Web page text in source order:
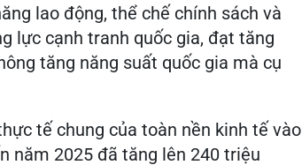
lao động, thể chế chính sách và
lực cạnh tranh quốc gia, đạt tăng
tăng năng suất quốc gia mà cụ
tế chung của toàn nền kinh tế vào
năm 2025 đã tăng lên 240 triệu